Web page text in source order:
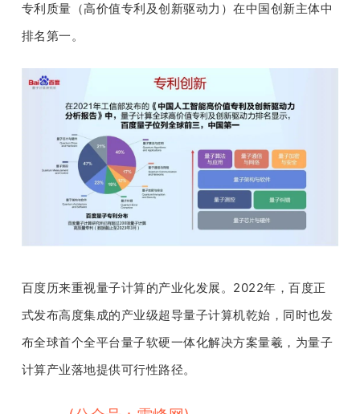
专利质量（高价值专利及创新驱动力）在中国创新主体中
排名第一。
百度历来重视量子计算的产业化发展。2022年，百度正
式发布高度集成的产业级超导量子计算机乾始，同时也发
布全球首个全平台量子软硬一体化解决方案量羲，为量子
计算产业落地提供可行性路径。